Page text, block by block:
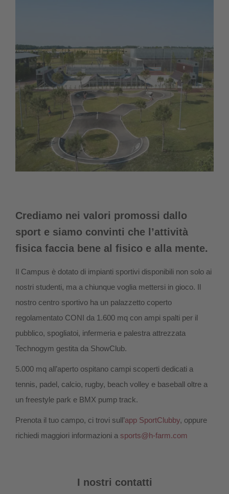
Crediamo nei valori promossi dallo
sport e siamo convinti che l’attività
fisica faccia bene al fisico e alla mente.
Il Campus è dotato di impianti sportivi disponibili non solo ai
nostri studenti, ma a chiunque voglia mettersi in gioco. Il
nostro centro sportivo ha un palazzetto coperto
regolamentato CONI da 1.600 mq con ampi spalti per il
pubblico, spogliatoi, infermeria e palestra attrezzata
Technogym gestita da ShowClub.
5.000 mq all’aperto ospitano campi scoperti dedicati a
tennis, padel, calcio, rugby, beach volley e baseball oltre a
un freestyle park e BMX pump track.
Prenota il tuo campo, ci trovi sull’app SportClubby, oppure
richiedi maggiori informazioni a sports@h-farm.com
I nostri contatti